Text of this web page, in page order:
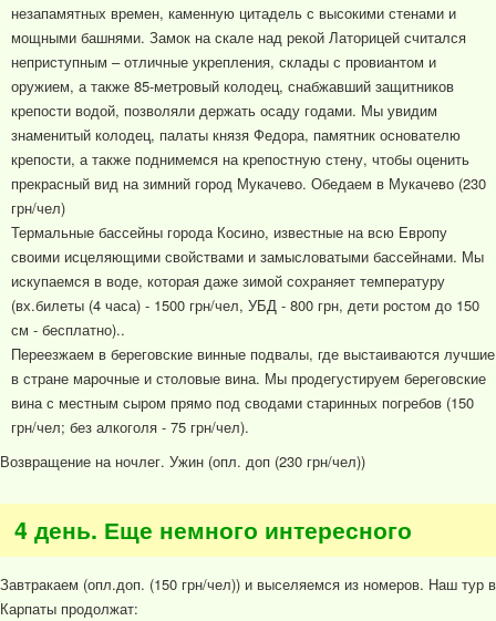
незапамятных времен, каменную цитадель с высокими стенами и
мощными башнями. Замок на скале над рекой Латорицей считался
неприступным – отличные укрепления, склады с провиантом и
оружием, а также 85-метровый колодец, снабжавший защитников
крепости водой, позволяли держать осаду годами. Мы увидим
знаменитый колодец, палаты князя Федора, памятник основателю
крепости, а также поднимемся на крепостную стену, чтобы оценить
прекрасный вид на зимний город Мукачево. Обедаем в Мукачево (230
грн/чел)
Термальные бассейны города Косино, известные на всю Европу
своими исцеляющими свойствами и замысловатыми бассейнами. Мы
искупаемся в воде, которая даже зимой сохраняет температуру
(вх.билеты (4 часа) - 1500 грн/чел, УБД - 800 грн, дети ростом до 150
см - бесплатно)..
Переезжаем в береговские винные подвалы, где выстаиваются лучшие
в стране марочные и столовые вина. Мы продегустируем береговские
вина с местным сыром прямо под сводами старинных погребов (150
грн/чел; без алкоголя - 75 грн/чел).
Возвращение на ночлег. Ужин (опл. доп (230 грн/чел))
4 день. Еще немного интересного
Завтракаем (опл.доп. (150 грн/чел)) и выселяемся из номеров. Наш тур в
Карпаты продолжат: